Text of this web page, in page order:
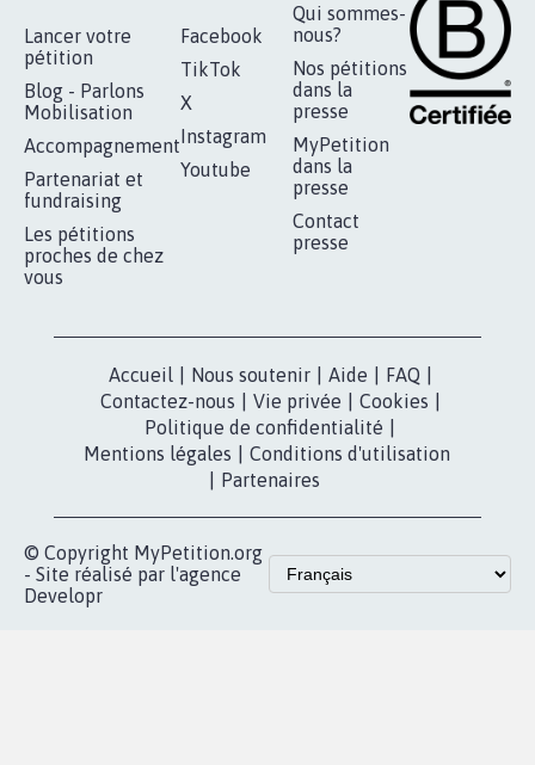
Lancer votre
pétition
Blog - Parlons
Mobilisation
Accompagnement
Partenariat et
fundraising
Les pétitions
proches de chez
vous
Facebook
TikTok
X
Instagram
Youtube
Qui sommes-
nous?
Nos pétitions
dans la
presse
MyPetition
dans la
presse
Contact
presse
Accueil Nous soutenir Aide FAQ
Contactez-nous
Vie privée Cookies
Politique de confidentialité
Mentions légales
Conditions d'utilisation
Partenaires
© Copyright MyPetition.org
- Site réalisé par l'agence
Developr